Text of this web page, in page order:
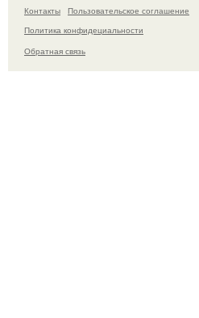
Контакты
Пользовательское соглашение
Политика конфидециальности
Обратная связь